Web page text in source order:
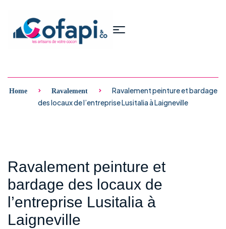
Home Ravalement
Ravalement peinture et bardage
des locaux de l’entreprise Lusitalia à Laigneville
Ravalement peinture et
bardage des locaux de
l’entreprise Lusitalia à
Laigneville